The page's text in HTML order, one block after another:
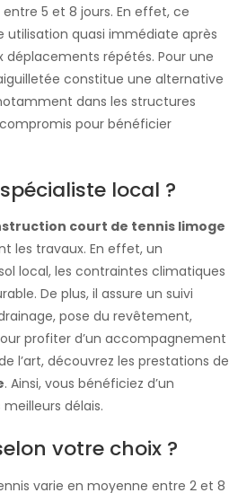
5 et 8 jours. En effet, ce
quasi immédiate après
déplacements répétés. Pour une
constitue une alternative
dans les structures
pour bénéficier
local ?
court de tennis limoge
les travaux. En effet, un
local, les contraintes climatiques
De plus, il assure un suivi
pose du revêtement,
profiter d’un accompagnement
l’art, découvrez les prestations de
. Ainsi, vous bénéficiez d’un
délais.
votre choix ?
varie en moyenne entre 2 et 8